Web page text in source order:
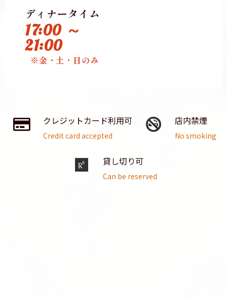
ディナータイム
17:00 ～
21:00
※金・土・日のみ
クレジットカード利用可
Credit card accepted
店内禁煙
No smoking
貸し切り可
Can be reserved